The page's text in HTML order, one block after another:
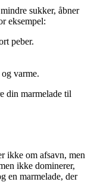
sukker, åbner
eksempel:
peber.
varme.
din marmelade til
ikke om afsavn, men
ikke dominerer,
en marmelade, der